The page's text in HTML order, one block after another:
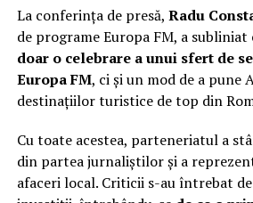
La conferința de presă, Radu
de programe Europa FM, a
doar o celebrare a unui sfert de
Europa FM, ci și un mod de a pune
destinațiilor turistice de top din
Cu toate acestea, parteneriatul a
din partea jurnaliștilor și a
afaceri local. Criticii s-au întrebat